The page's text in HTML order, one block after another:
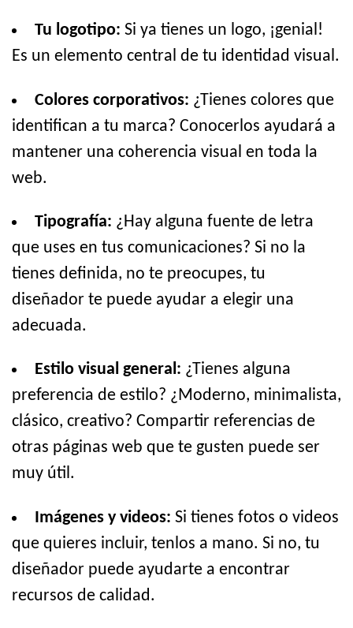
Tu logotipo: Si ya tienes un logo, ¡genial!
Es un elemento central de tu identidad visual.
Colores corporativos: ¿Tienes colores que
identifican a tu marca? Conocerlos ayudará a
mantener una coherencia visual en toda la
web.
Tipografía: ¿Hay alguna fuente de letra
que uses en tus comunicaciones? Si no la
tienes definida, no te preocupes, tu
diseñador te puede ayudar a elegir una
adecuada.
Estilo visual general: ¿Tienes alguna
preferencia de estilo? ¿Moderno, minimalista,
clásico, creativo? Compartir referencias de
otras páginas web que te gusten puede ser
muy útil.
Imágenes y videos: Si tienes fotos o videos
que quieres incluir, tenlos a mano. Si no, tu
diseñador puede ayudarte a encontrar
recursos de calidad.